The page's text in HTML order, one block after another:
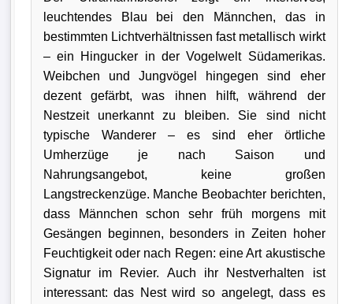
leuchtendes Blau bei den Männchen, das in
bestimmten Lichtverhältnissen fast metallisch wirkt
– ein Hingucker in der Vogelwelt Südamerikas.
Weibchen und Jungvögel hingegen sind eher
dezent gefärbt, was ihnen hilft, während der
Nestzeit unerkannt zu bleiben. Sie sind nicht
typische Wanderer – es sind eher örtliche
Umherzüge je nach Saison und
Nahrungsangebot, keine großen
Langstreckenzüge. Manche Beobachter berichten,
dass Männchen schon sehr früh morgens mit
Gesängen beginnen, besonders in Zeiten hoher
Feuchtigkeit oder nach Regen: eine Art akustische
Signatur im Revier. Auch ihr Nestverhalten ist
interessant: das Nest wird so angelegt, dass es